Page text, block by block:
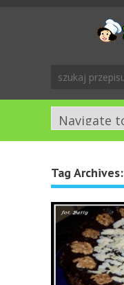
Tag Archives: